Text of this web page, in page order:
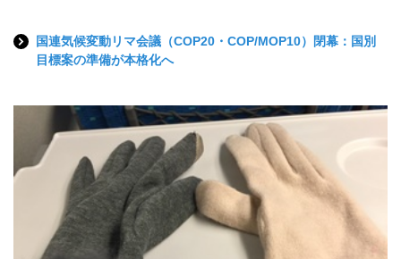
国連気候変動リマ会議（COP20・COP/MOP10）閉幕：国別
目標案の準備が本格化へ